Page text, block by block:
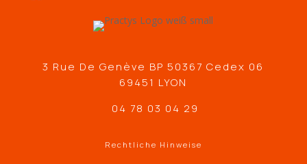
3 Rue De Genève BP 50367 Cedex 06
69451 LYON
04 78 03 04 29
Rechtliche Hinweise